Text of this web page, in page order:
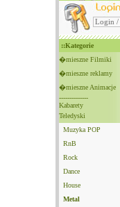
::Kategorie
�mieszne Filmiki
�mieszne reklamy
�mieszne Animacje
--------------
Kabarety
Teledyski
Muzyka POP
RnB
Rock
Dance
House
Metal